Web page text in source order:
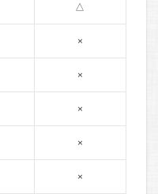
△
×
×
×
×
×